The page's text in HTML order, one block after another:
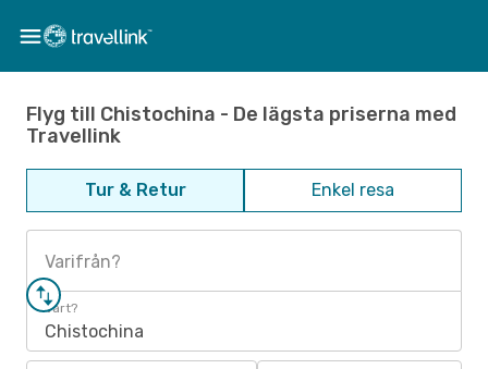
Flyg till Chistochina - De lägsta priserna med
Travellink
Tur & Retur Enkel resa
Varifrån?
Vart?
Chistochina